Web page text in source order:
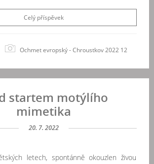
Celý příspěvek
Ochmet evropský - Chroustkov 2022 12
startem motýlího
mimetika
20. 7. 2022
letech, spontánně okouzlen živou